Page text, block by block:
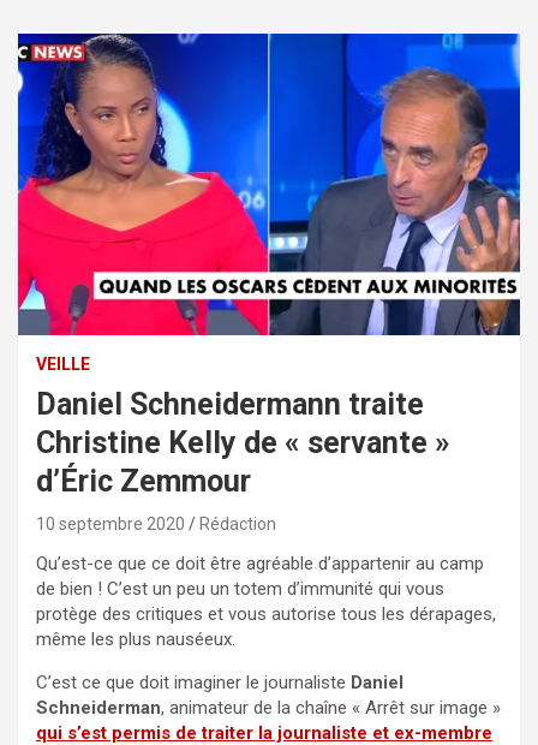
VEILLE
Daniel Schneidermann traite
Christine Kelly de « servante »
d’Éric Zemmour
10 septembre 2020 Rédaction
Qu’est-ce que ce doit être agréable d’appartenir au camp
de bien ! C’est un peu un totem d’immunité qui vous
protège des critiques et vous autorise tous les dérapages,
même les plus nauséeux.
C’est ce que doit imaginer le journaliste Daniel
Schneiderman, animateur de la chaîne « Arrêt sur image »
qui s’est permis de traiter la journaliste et ex-membre